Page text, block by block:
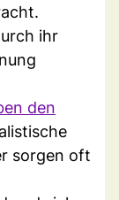
ihr
den
sorgen oft